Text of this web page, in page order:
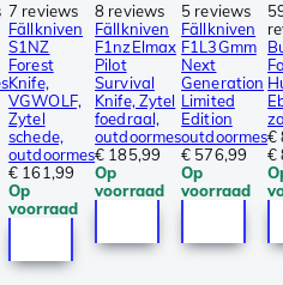
7 reviews
Fällkniven
S1NZ
Forest
Knife,
VGWOLF,
Zytel
schede,
outdoormes
€ 161,99
Op
voorraad
8 reviews
Fällkniven
F1nzElmax
Pilot
Survival
Knife, Zytel
foedraal,
outdoormes
€ 185,99
Op
voorraad
5 reviews
Fällkniven
F1L3Gmm
Next
Generation
Limited
Edition
outdoormes
€ 576,99
Op
voorraad
€
€